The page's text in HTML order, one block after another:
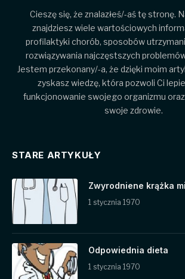
Cieszę się, że znalazłeś/-aś tę stronę.
znajdziesz wiele wartościowych
profilaktyki chorób, sposobów
rozwiązywania najczęstszych
Jestem przekonany/-a, że dzięki moim
zyskasz wiedzę, która pozwoli Ci
funkcjonowanie swojego organizmu
swoje zdrowie.
STARE ARTYKUŁY
Zwyrodniene krążka
1 stycznia 1970
Odpowiednia dieta
1 stycznia 1970